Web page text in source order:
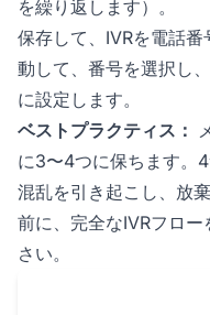
を繰り返します）。
保存して、IVRを電話
動して、番号を選択し
に設定します。
ベストプラクティス：
に3〜4つに保ちます。
混乱を引き起こし、放
前に、完全なIVRフロ
さい。